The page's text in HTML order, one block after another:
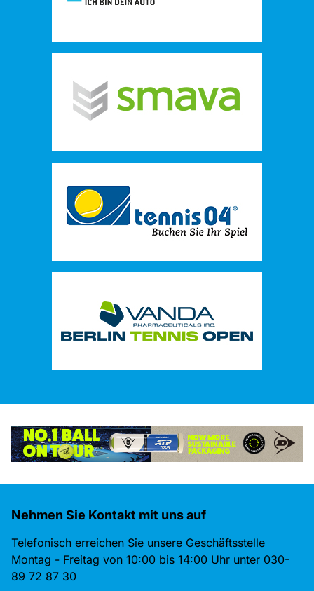
Nehmen Sie Kontakt mit uns auf
Telefonisch erreichen Sie unsere Geschäftsstelle
Montag - Freitag von 10:00 bis 14:00 Uhr unter 030-
89 72 87 30